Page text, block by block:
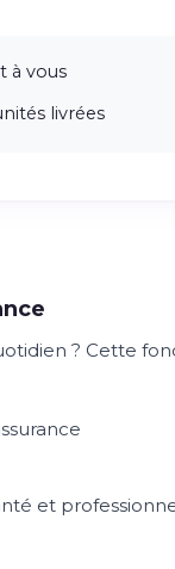
à vous
livrées
? Cette
et